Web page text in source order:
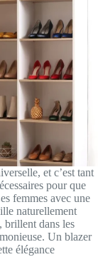
et c’est tant
pour que
femmes avec une
naturellement
brillent dans les
Un blazer
élégance